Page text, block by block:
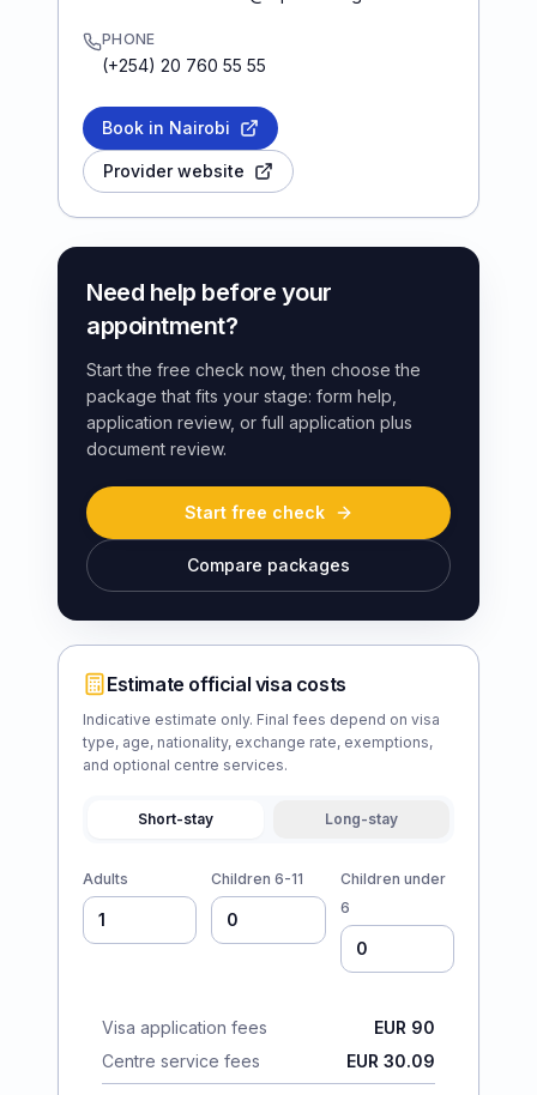
PHONE
(+254) 20 760 55 55
Book in Nairobi
Provider website
Need help before your
appointment?
Start the free check now, then choose the
package that fits your stage: form help,
application review, or full application plus
document review.
Start free check
Compare packages
Estimate official visa costs
Indicative estimate only. Final fees depend on visa
type, age, nationality, exchange rate, exemptions,
and optional centre services.
Short-stay Long-stay
Adults Children 6-11
Children under
6
Visa application fees
EUR 90
Centre service fees
EUR 30.09